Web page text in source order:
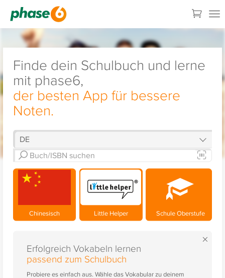
Finde dein Schulbuch und lerne
mit phase6,
der besten App für bessere
Noten.
Chinesisch Little Helper Schule Oberstufe
×
Erfolgreich Vokabeln lernen
passend zum Schulbuch
Probiere es einfach aus. Wähle das Vokabular zu deinem